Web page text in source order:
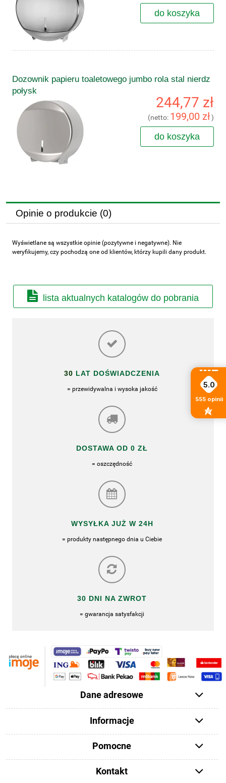
do koszyka
Dozownik papieru toaletowego jumbo rola stal nierdz
połysk
244,77 zł
(netto: 199,00 zł)
do koszyka
Opinie o produkcie (0)
Wyświetlane są wszystkie opinie (pozytywne i negatywne). Nie
weryfikujemy, czy pochodzą one od klientów, którzy kupili dany produkt.
lista aktualnych katalogów do pobrania
30 LAT DOŚWIADCZENIA
= przewidywalna i wysoka jakość
DOSTAWA OD 0 ZŁ
= oszczędność
WYSYŁKA JUŻ W 24H
= produkty następnego dnia u Ciebie
30 DNI NA ZWROT
= gwarancja satysfakcji
Dane adresowe
Informacje
Pomocne
Kontakt
5.0
555 opinii